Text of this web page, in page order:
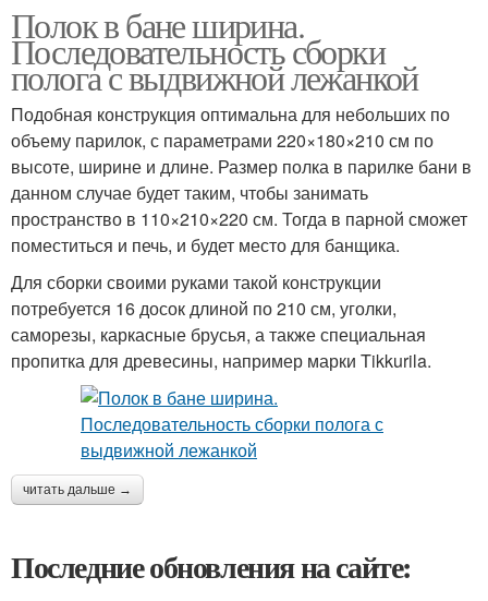
Полок в бане ширина.
Последовательность сборки
полога с выдвижной лежанкой
Подобная конструкция оптимальна для небольших по
объему парилок, с параметрами 220×180×210 см по
высоте, ширине и длине. Размер полка в парилке бани в
данном случае будет таким, чтобы занимать
пространство в 110×210×220 см. Тогда в парной сможет
поместиться и печь, и будет место для банщика.
Для сборки своими руками такой конструкции
потребуется 16 досок длиной по 210 см, уголки,
саморезы, каркасные брусья, а также специальная
пропитка для древесины, например марки Tikkurila.
читать дальше →
Последние обновления на сайте: